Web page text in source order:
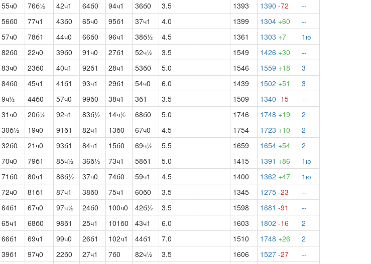
55ч0 76б½ 42ч1 64б0 94ч1 36б0 3.5 1393 1390 -72
--
56б0 77ч1 43б0 65ч0 95б1 37ч1 4.0 1399 1304 +60
--
57ч0 78б1 44ч0 66б0 96ч1 38б½ 4.5 1361 1303 +7
1ю
82б0 22ч0 39б0 91ч0 27б1 52ч½ 3.5 1549 1426 +30
--
83ч0 23б0 40ч1 92б1 28ч1 53б0 5.0 1546 1559 +18
3
84б0 45ч1 41б1 93ч1 29б1 54ч0 6.0 1439 1502 +51
3
9ч½ 44б0 57ч0 99б0 38ч1 3б1 3.5 1509 1340 -15
--
31ч0 20б½ 92ч1 83б½ 14ч½ 68б0 5.0 1746 1748 +19
2
30б½ 19ч0 91б1 82ч1 13б0 67ч0 4.5 1754 1723 +10
2
32б0 21ч0 93б1 84ч1 15б0 69ч½ 5.5 1659 1654 +54
2
70ч0 79б1 85ч½ 36б½ 73ч1 58б1 5.0 1415 1391 +86
1ю
71б0 80ч1 86б½ 37ч0 74б0 59ч1 4.5 1400 1362 +47
1ю
72ч0 81б1 87ч1 38б0 75ч1 60б0 3.5 1345 1275 -23
--
64б1 67ч0 97ч½ 24б0 100ч0 42б½ 3.5 1598 1681 -91
--
65ч1 68б0 98б1 25ч1 101б0 43ч1 6.0 1603 1802 -16
2
66б1 69ч1 99ч0 26б1 102ч1 44б1 7.0 1510 1748 +26
2
39б1 97ч0 22б0 27ч1 7б0 82ч½ 3.5 1606 1527 -27
--